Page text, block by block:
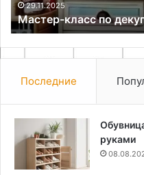
29.11.2025
Мастер-класс по
Последние
руками